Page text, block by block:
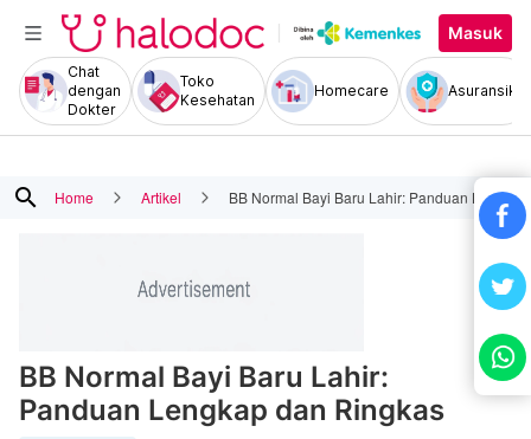
Masuk
Chat
dengan
Dokter
Toko
Kesehatan
Homecare Asuransiku
search Home Artikel BB Normal Bayi Baru Lahir: Panduan
BB Normal Bayi Baru Lahir:
Panduan Lengkap dan Ringkas